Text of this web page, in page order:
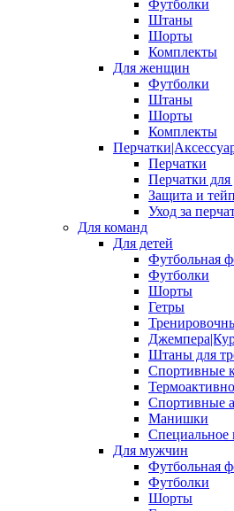
Футболки
Штаны
Шорты
Комплекты
Для женщин
Футболки
Штаны
Шорты
Комплекты
Перчатки
Перчатки для
Защита и
Уход за
Для команд
Для детей
Футбольная
Футболки
Шорты
Гетры
Штаны для
Спортивные
Спортивные
Манишки
Специальное
Для мужчин
Футбольная
Футболки
Шорты